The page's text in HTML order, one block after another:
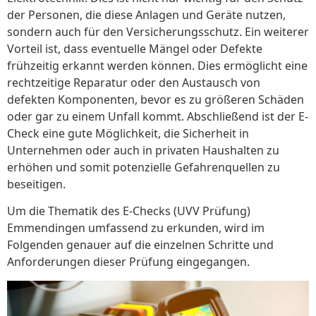
der Personen, die diese Anlagen und Geräte nutzen,
sondern auch für den Versicherungsschutz. Ein weiterer
Vorteil ist, dass eventuelle Mängel oder Defekte
frühzeitig erkannt werden können. Dies ermöglicht eine
rechtzeitige Reparatur oder den Austausch von
defekten Komponenten, bevor es zu größeren Schäden
oder gar zu einem Unfall kommt. Abschließend ist der E-
Check eine gute Möglichkeit, die Sicherheit in
Unternehmen oder auch in privaten Haushalten zu
erhöhen und somit potenzielle Gefahrenquellen zu
beseitigen.
Um die Thematik des E-Checks (UVV Prüfung)
Emmendingen umfassend zu erkunden, wird im
Folgenden genauer auf die einzelnen Schritte und
Anforderungen dieser Prüfung eingegangen.